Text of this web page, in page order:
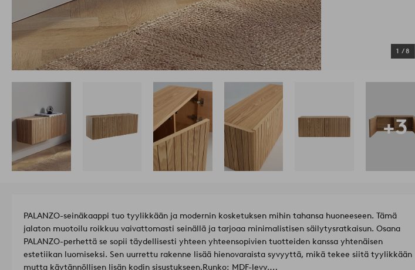
1 /8
+3
PALANZO-seinäkaappi tuo tyylikkään ja modernin kosketuksen mihin tahansa huoneeseen. Tämä
jalaton muotoilu roikkuu vaivattomasti seinällä ja tarjoaa minimalistisen säilytysratkaisun. Osana
PALANZO-perhettä se sopii täydellisesti yhteen yhteensopivien tuotteiden kanssa yhtenäisen
estetiikan luomiseksi. Sen uurrettu rakenne lisää hienovaraista syvyyttä, mikä tekee siitä tyylikkään
mutta käytännöllisen lisän kodin sisustukseen.
Runko: MDF-levy.